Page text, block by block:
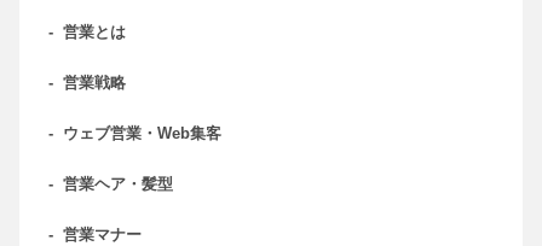
- 営業とは
- 営業戦略
- ウェブ営業・Web集客
- 営業ヘア・髪型
- 営業マナー